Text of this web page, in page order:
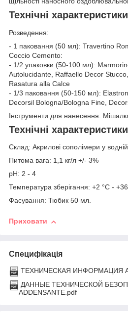
Технічні
Розведення:
- 1 паковання (50 мл): Travertino
Coccio Cemento:
- 1/2 упаковки (50-100 мл):
Autolucidante, Raffaello Decor
Rasatura alla Calce
- 1/3 паковання (50-150 мл):
Decorsil Bologna/Bologna Fine,
Інструменти для нанесення:
Технічні
Склад: Акрилові сополімери у водній
Питома вага: 1,1 кг/л +/- 3%
pH: 2 - 4
Температура зберігання: +2 °C -
Фасування: Тюбик 50 мл.
Приховати
Специфікація
ТЕХНИЧЕСКАЯ ИНФОРМАЦИЯ
ДАННЫЕ ТЕХНИЧЕСКОЙ
ADDENSANTE.pdf